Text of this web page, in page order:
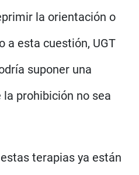
la orientación o
a esta cuestión, UGT
suponer una
prohibición no sea
terapias ya están